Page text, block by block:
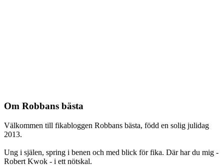
Om Robbans bästa
Välkommen till fikabloggen Robbans bästa, född en solig julidag
2013.
Ung i själen, spring i benen och med blick för fika. Där har du mig -
Robert Kwok - i ett nötskal.